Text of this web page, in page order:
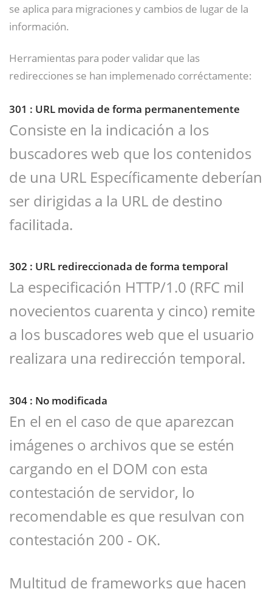
se aplica para migraciones y cambios de lugar de la
información.
Herramientas para poder validar que las
redirecciones se han implemenado corréctamente:
301 : URL movida de forma permanentemente
Consiste en la indicación a los
buscadores web que los contenidos
de una URL Específicamente deberían
ser dirigidas a la URL de destino
facilitada.
302 : URL redireccionada de forma temporal
La especificación HTTP/1.0 (RFC mil
novecientos cuarenta y cinco) remite
a los buscadores web que el usuario
realizara una redirección temporal.
304 : No modificada
En el en el caso de que aparezcan
imágenes o archivos que se estén
cargando en el DOM con esta
contestación de servidor, lo
recomendable es que resulvan con
contestación 200 - OK.
Multitud de frameworks que hacen